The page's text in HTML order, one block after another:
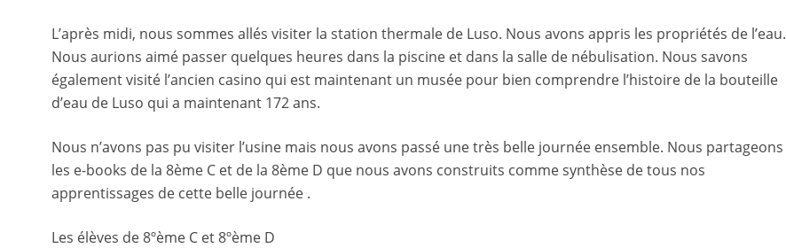
L’après midi, nous sommes allés visiter la station thermale de Luso. Nous avons appris les propriétés de l’eau.
Nous aurions aimé passer quelques heures dans la piscine et dans la salle de nébulisation. Nous savons
également visité l’ancien casino qui est maintenant un musée pour bien comprendre l’histoire de la bouteille
d’eau de Luso qui a maintenant 172 ans.
Nous n’avons pas pu visiter l’usine mais nous avons passé une très belle journée ensemble. Nous partageons
les e-books de la 8ème C et de la 8ème D que nous avons construits comme synthèse de tous nos
apprentissages de cette belle journée .
Les élèves de 8ºème C et 8ºème D